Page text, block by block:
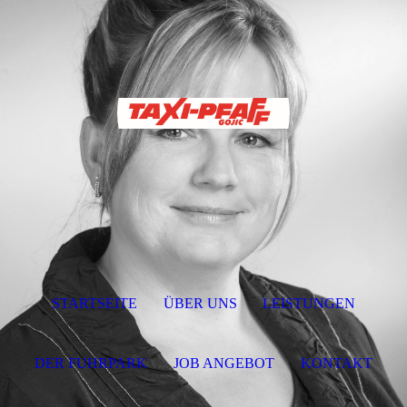
STARTSEITE ÜBER UNS LEISTUNGEN
DER FUHRPARK JOB ANGEBOT KONTAKT